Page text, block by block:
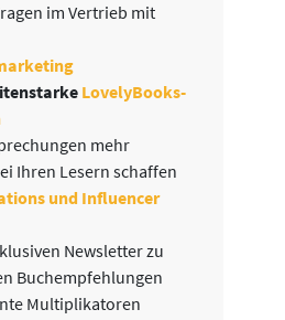
im Vertrieb mit
LovelyBooks-
mehr
Ihren Lesern schaffen
und Influencer
Newsletter zu
Buchempfehlungen
Multiplikatoren